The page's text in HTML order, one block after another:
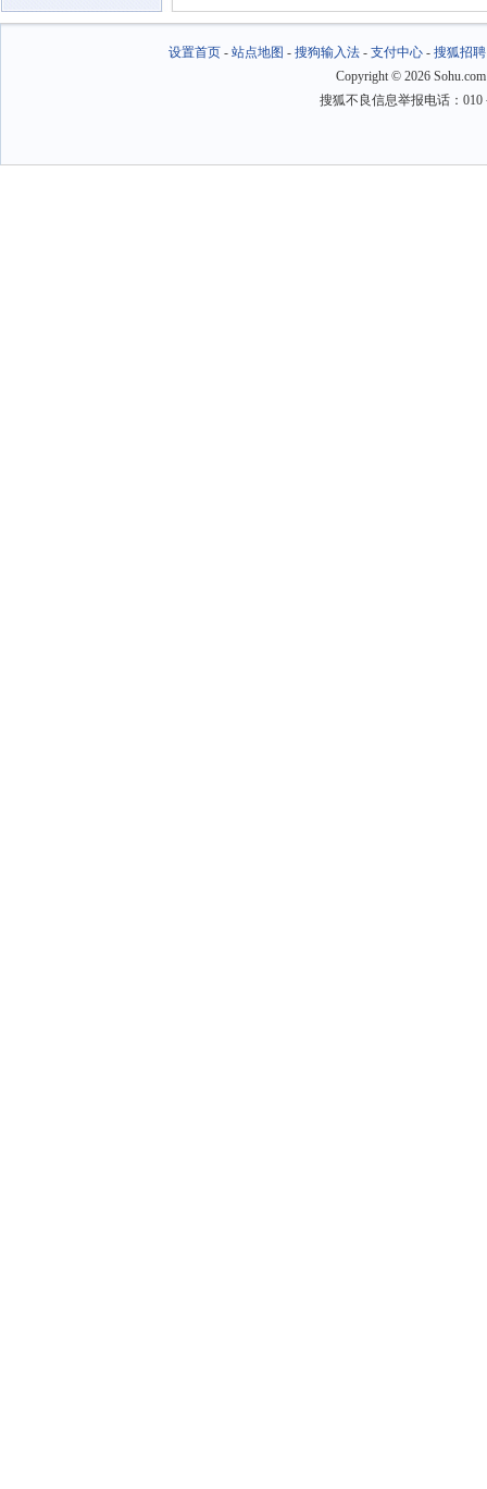
设置首页- 站点地图 - 搜狗输入法- 支付中心- 搜狐招聘
Copyright © 2026
搜狐不良信息举报电话：010